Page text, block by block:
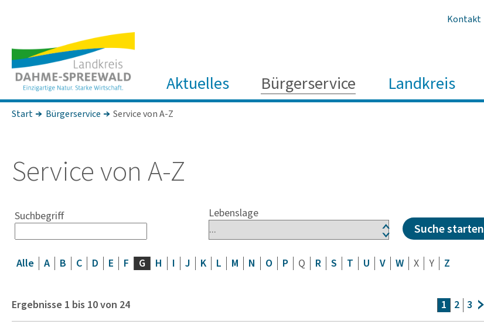
Kontakt
Aktuelles Bürgerservice Landkreis
Start Bürgerservice Service von A-Z
Service von A-Z
Suchbegriff Lebenslage
Suche starten
Alle A B C D E F G H I J K L M N O P Q R S T U V W X Y Z
Ergebnisse 1 bis 10von 24 1 2 3